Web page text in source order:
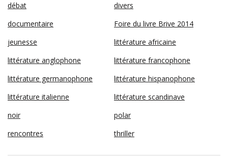
débat
divers
documentaire
Foire du livre Brive 2014
jeunesse
littérature africaine
littérature anglophone
littérature francophone
littérature germanophone
littérature hispanophone
littérature italienne
littérature scandinave
noir
polar
rencontres
thriller